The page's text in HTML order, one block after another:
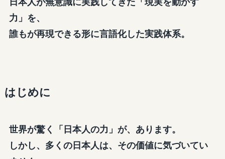
力」を、
誰もが再現できる形に言語化した実践体系。
はじめに
世界が驚く「日本人の力」が、あります。
しかし、多くの日本人は、その価値に気づいてい